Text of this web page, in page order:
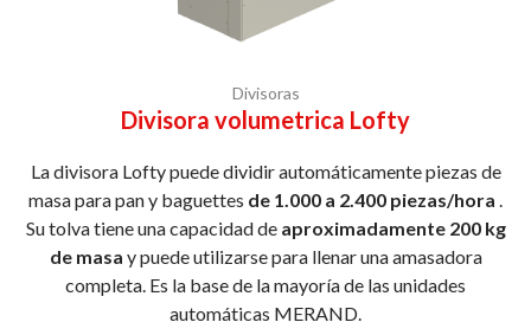
Divisoras
Divisora volumetrica Lofty
La divisora Lofty puede dividir automáticamente piezas de
masa para pan y baguettes de 1.000 a 2.400 piezas/hora
Su tolva tiene una capacidad de aproximadamente 200 kg
de masa y puede utilizarse para llenar una amasadora
completa. Es la base de la mayoría de las unidades
automáticas MERAND.